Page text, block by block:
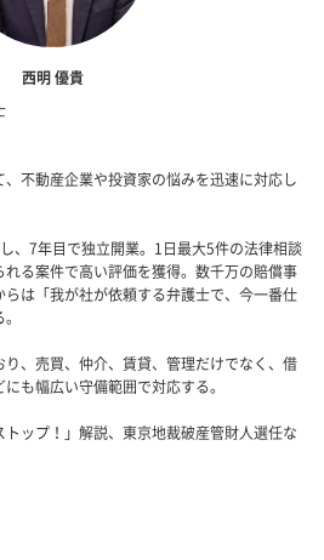
西明 優貴
不動産企業や投資家の悩みを迅速に対応し
、7年目で独立開業。1日最大5件の法律相談
る案件で高い評価を獲得。数千万の賠償事
は「我が社が依頼する弁護士で、今一番仕
、売買、仲介、賃貸、管理だけでなく、借
も幅広い守備範囲で対応する。
ップ！」解説、東京地裁破産管財人選任な